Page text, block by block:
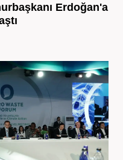
Erdoğan'a